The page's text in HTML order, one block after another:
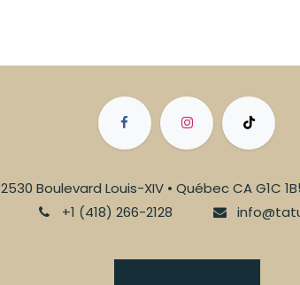
2530 Boulevard Louis-XIV • Québec CA G1C
+1 (418) 266-2128